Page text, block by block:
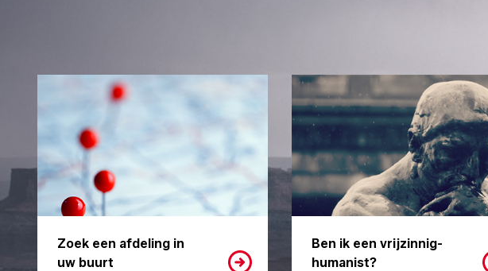
Zoek een afdeling in
uw buurt
Ben ik een vrijzinnig-
humanist?